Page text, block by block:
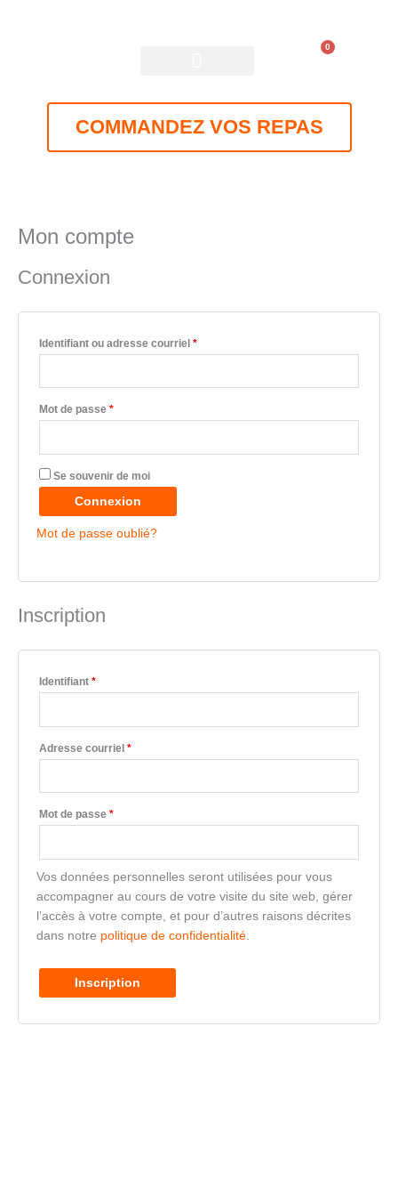
0
Panier
COMMANDEZ VOS REPAS
Mon compte
Connexion
Identifiant ou adresse courriel *
Mot de passe *
Obligatoire
Se souvenir de moi
Connexion
Mot de passe oublié?
Inscription
Identifiant *
Obligatoire
Adresse courriel *
Obligatoire
Mot de passe *
Obligatoire
Vos données personnelles seront utilisées pour vous
accompagner au cours de votre visite du site web, gérer
l’accès à votre compte, et pour d’autres raisons décrites
dans notre politique de confidentialité
Inscription